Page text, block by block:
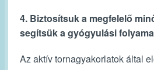
4. Biztosítsuk a megfelelő
segítsük a gyógyulási
Az aktív tornagyakorlatok által